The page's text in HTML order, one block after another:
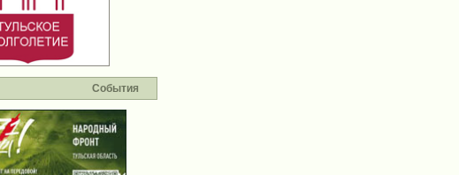
События